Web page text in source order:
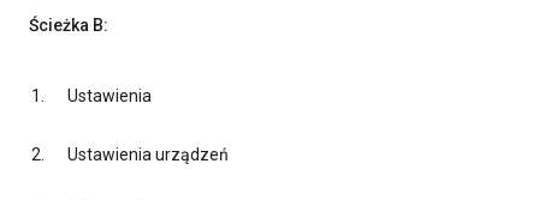
Ścieżka B:
Ustawienia
Ustawienia urządzeń